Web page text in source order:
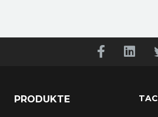
PRODUKTE